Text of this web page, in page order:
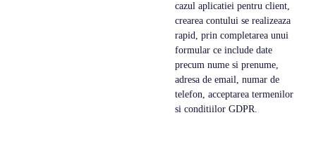
cazul aplicatiei pentru client,
crearea contului se realizeaza
rapid, prin completarea unui
formular ce include date
precum nume si prenume,
adresa de email, numar de
telefon, acceptarea termenilor
si conditiilor GDPR.